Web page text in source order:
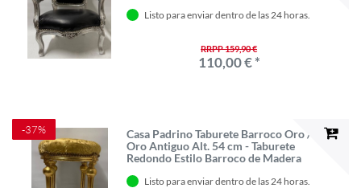
Listo para enviar dentro de las 24 horas.
RRPP 159,90 €
110,00 € *
-37%
Casa Padrino Taburete Barroco Oro /
Oro Antiguo Alt. 54 cm - Taburete
Redondo Estilo Barroco de Madera
Listo para enviar dentro de las 24 horas.